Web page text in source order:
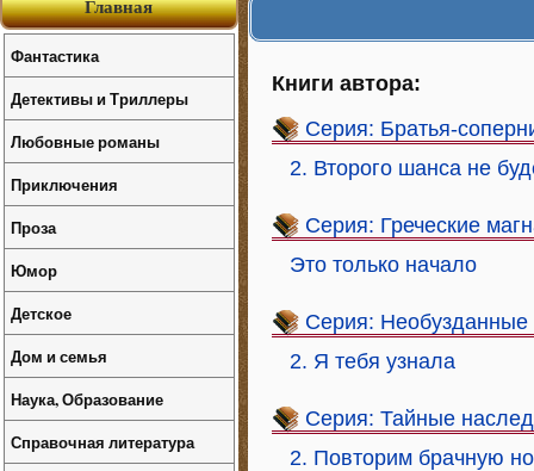
Книги автора:
Серия: Братья-
2. Второго шанса не
Серия: Греческие
Это только начало
Серия: Необузданные
2. Я тебя узнала
Серия: Тайные
2. Повторим брачную
Главная
Фантастика
Детективы и Триллеры
Любовные романы
Приключения
Проза
Юмор
Детское
Дом и семья
Наука, Образование
Справочная литература